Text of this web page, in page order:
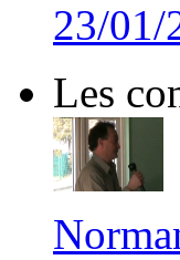
23/01/
Les